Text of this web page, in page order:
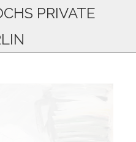
PRIVATE